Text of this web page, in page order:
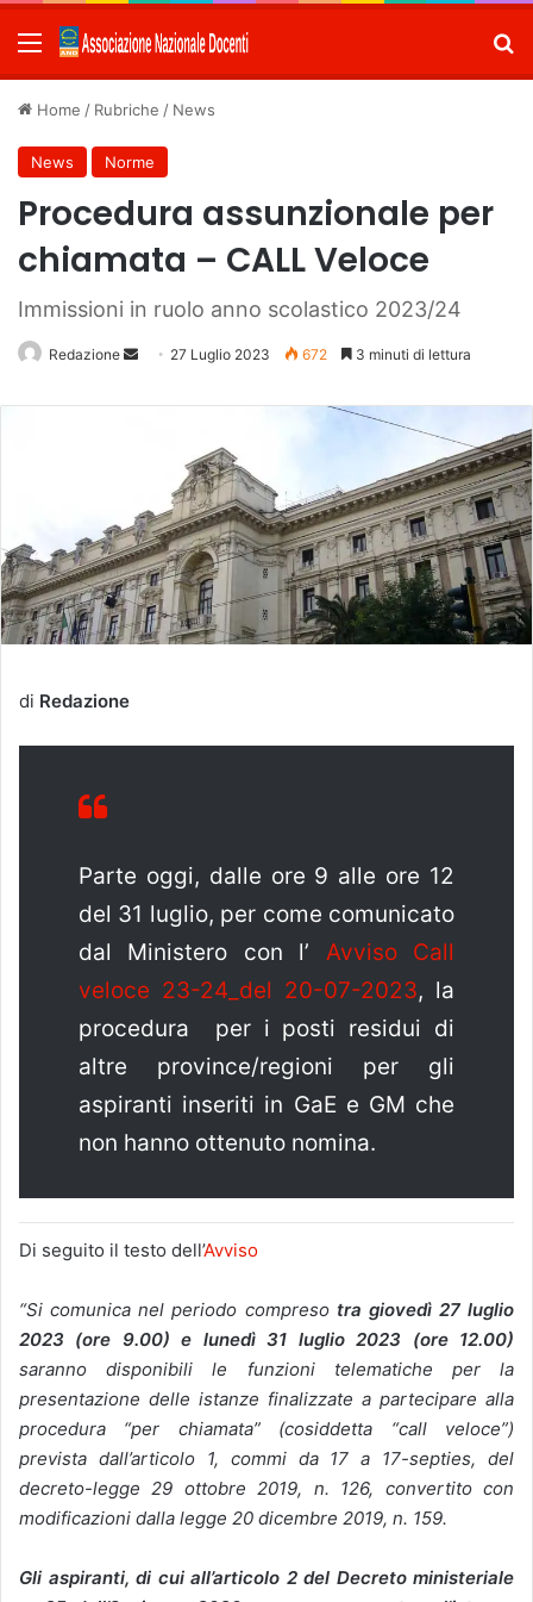
Menu
Home / Rubriche / News
News Norme
Procedura assunzionale per
chiamata – CALL Veloce
Immissioni in ruolo anno scolastico 2023/24
Redazione
Invia 27 Luglio 2023 672 3 minuti di lettura
di Redazione
Parte oggi, dalle ore 9 alle ore 12
del 31 luglio, per come comunicato
dal Ministero con l’ Avviso Call
veloce 23-24_del 20-07-2023, la
procedura per i posti residui di
altre province/regioni per gli
aspiranti inseriti in GaE e GM che
non hanno ottenuto nomina.
Di seguito il testo dell’Avviso
“Si comunica nel periodo compreso tra giovedì 27 luglio
2023 (ore 9.00) e lunedì 31 luglio 2023 (ore 12.00)
saranno disponibili le funzioni telematiche per la
presentazione delle istanze finalizzate a partecipare alla
procedura “per chiamata” (cosiddetta “call veloce”)
prevista dall’articolo 1, commi da 17 a 17-septies, del
decreto-legge 29 ottobre 2019, n. 126, convertito con
modificazioni dalla legge 20 dicembre 2019, n. 159.
Gli aspiranti, di cui all’articolo 2 del Decreto ministeriale